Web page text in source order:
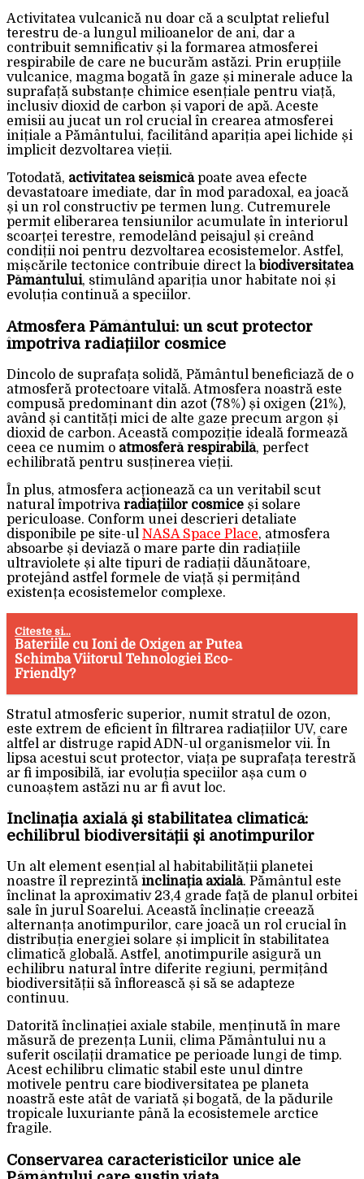
Activitatea vulcanică nu doar că a sculptat relieful
terestru de-a lungul milioanelor de ani, dar a
contribuit semnificativ și la formarea atmosferei
respirabile de care ne bucurăm astăzi. Prin erupțiile
vulcanice, magma bogată în gaze și minerale aduce la
suprafață substanțe chimice esențiale pentru viață,
inclusiv dioxid de carbon și vapori de apă. Aceste
emisii au jucat un rol crucial în crearea atmosferei
inițiale a Pământului, facilitând apariția apei lichide și
implicit dezvoltarea vieții.
Totodată, activitatea seismicăpoate avea efecte
devastatoare imediate, dar în mod paradoxal, ea joacă
și un rol constructiv pe termen lung. Cutremurele
permit eliberarea tensiunilor acumulate în interiorul
scoarței terestre, remodelând peisajul și creând
condiții noi pentru dezvoltarea ecosistemelor. Astfel,
mișcările tectonice contribuie direct la biodiversitatea
Pământului, stimulând apariția unor habitate noi și
evoluția continuă a speciilor.
Atmosfera Pământului: un scut protector
împotriva radiațiilor cosmice
Dincolo de suprafața solidă, Pământul beneficiază de o
atmosferă protectoare vitală. Atmosfera noastră este
compusă predominant din azot (78%) și oxigen (21%),
având și cantități mici de alte gaze precum argon și
dioxid de carbon. Această compoziție ideală formează
ceea ce numim o atmosferă respirabilă, perfect
echilibrată pentru susținerea vieții.
În plus, atmosfera acționează ca un veritabil scut
natural împotriva radiațiilor cosmice și solare
periculoase. Conform unei descrieri detaliate
disponibile pe site-ul NASA Space Place, atmosfera
absoarbe și deviază o mare parte din radiațiile
ultraviolete și alte tipuri de radiații dăunătoare,
protejând astfel formele de viață și permițând
existența ecosistemelor complexe.
Citeste si...
Bateriile cu Ioni de Oxigen ar Putea
Schimba Viitorul Tehnologiei Eco-
Friendly?
Stratul atmosferic superior, numit stratul de ozon,
este extrem de eficient în filtrarea radiațiilor UV, care
altfel ar distruge rapid ADN-ul organismelor vii. În
lipsa acestui scut protector, viața pe suprafața terestră
ar fi imposibilă, iar evoluția speciilor așa cum o
cunoaștem astăzi nu ar fi avut loc.
Înclinația axială și stabilitatea climatică:
echilibrul biodiversității și anotimpurilor
Un alt element esențial al habitabilității planetei
noastre îl reprezintă înclinația axială. Pământul este
înclinat la aproximativ 23,4 grade față de planul orbitei
sale în jurul Soarelui. Această înclinație creează
alternanța anotimpurilor, care joacă un rol crucial în
distribuția energiei solare și implicit în stabilitatea
climatică globală. Astfel, anotimpurile asigură un
echilibru natural între diferite regiuni, permițând
biodiversității să înflorească și să se adapteze
continuu.
Datorită înclinației axiale stabile, menținută în mare
măsură de prezența Lunii, clima Pământului nu a
suferit oscilații dramatice pe perioade lungi de timp.
Acest echilibru climatic stabil este unul dintre
motivele pentru care biodiversitatea pe planeta
noastră este atât de variată și bogată, de la pădurile
tropicale luxuriante până la ecosistemele arctice
fragile.
Conservarea caracteristicilor unice ale